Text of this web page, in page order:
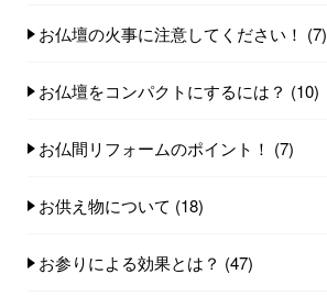
お仏壇の火事に注意してください！ (7)
お仏壇をコンパクトにするには？ (10)
お仏間リフォームのポイント！ (7)
お供え物について (18)
お参りによる効果とは？ (47)